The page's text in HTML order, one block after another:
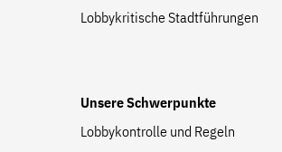
Lobbykritische Stadtführungen
Unsere Schwerpunkte
Lobbykontrolle und Regeln